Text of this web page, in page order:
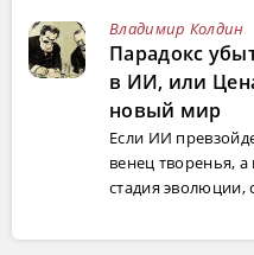
Владимир Колдин
Парадокс
в ИИ, или
новый мир
Если ИИ
венец творенья,
стадия эволюции,